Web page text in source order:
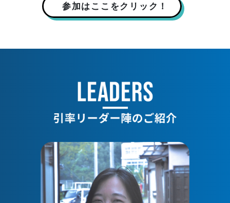
参加はここをクリック！